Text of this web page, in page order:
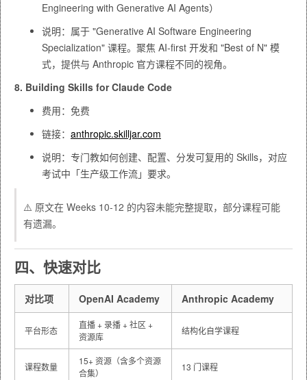
Engineering with Generative AI Agents）
说明：属于 "Generative AI Software Engineering
Specialization" 课程。聚焦 AI-first 开发和 "Best of N" 模
式，提供与 Anthropic 官方课程不同的视角。
8. Building Skills for Claude Code
费用：免费
链接： anthropic.skilljar.com
说明：专门教如何创建、配置、分发可复用的 Skills，对应
考试中「生产级工作流」要求。
⚠️ 原文在 Weeks 10-12 的内容未能完整提取，部分课程可能
有遗漏。
四、快速对比
对比项 OpenAI Academy Anthropic Academy
平台形态
直播 + 录播 + 社区 +
资源库
结构化自学课程
课程数量
15+ 资源（含多个资源
合集）
13 门课程